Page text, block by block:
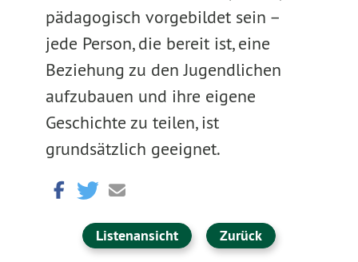
pädagogisch vorgebildet sein –
jede Person, die bereit ist, eine
Beziehung zu den Jugendlichen
aufzubauen und ihre eigene
Geschichte zu teilen, ist
grundsätzlich geeignet.
Listenansicht Zurück